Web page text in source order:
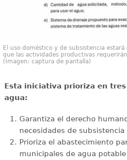
El uso doméstico y de subsistencia
que las actividades productivas
(Imagen: captura de pantalla)
Esta iniciativa prioriza en
agua:
Garantiza el derecho
necesidades de
Prioriza el abastecimiento
municipales de agua